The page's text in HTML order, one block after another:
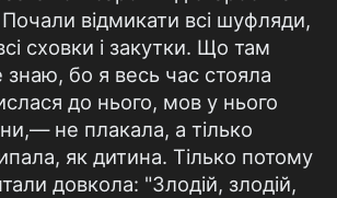
відмикати всі шуфляди,
сховки і закутки. Що там
бо я весь час стояла
до нього, мов у нього
не плакала, а тілько
як дитина. Тілько потому
довкола: "Злодій, злодій,